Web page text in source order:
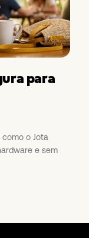
para
o Jota
e sem